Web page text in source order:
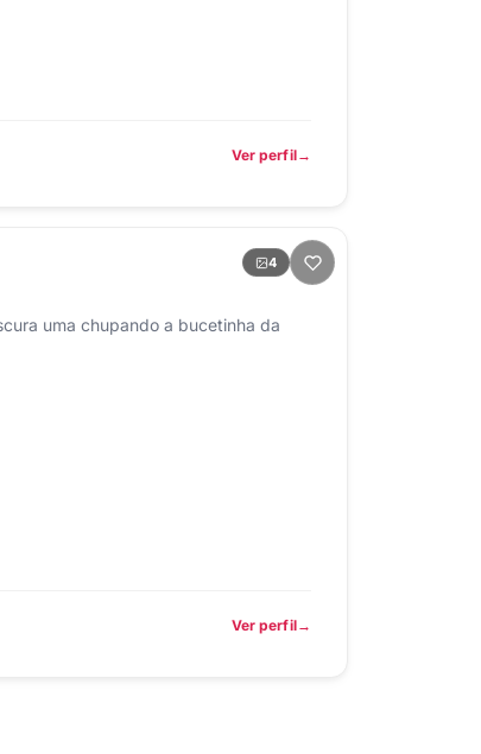
Ver perfil
4
uma chupando a bucetinha da
Ver perfil